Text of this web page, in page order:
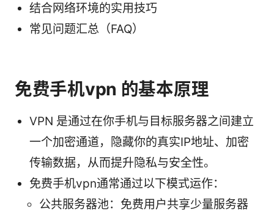
结合网络环境的实用技巧
常见问题汇总（FAQ）
免费手机vpn 的基本原理
VPN 是通过在你手机与目标服务器之间建立
一个加密通道，隐藏你的真实IP地址、加密
传输数据，从而提升隐私与安全性。
免费手机vpn通常通过以下模式运作：
公共服务器池：免费用户共享少量服务器